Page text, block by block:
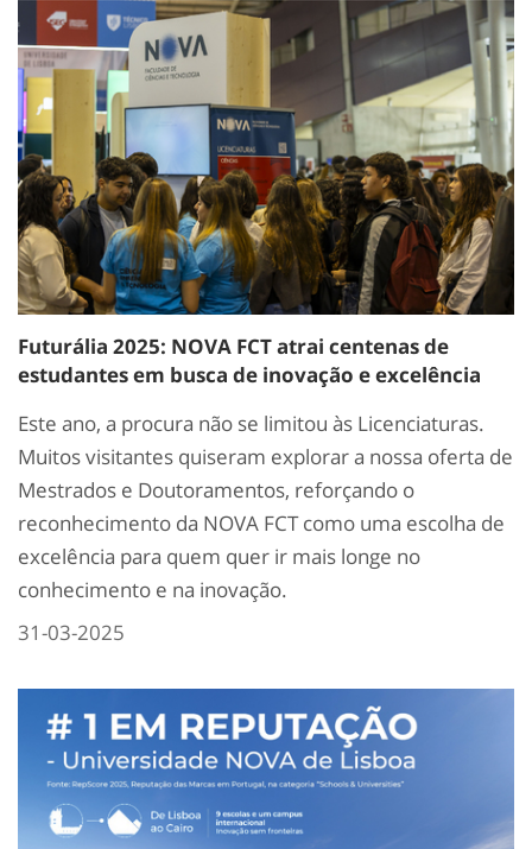
Futurália 2025: NOVA FCT atrai centenas de
estudantes em busca de inovação e excelência
Este ano, a procura não se limitou às Licenciaturas.
Muitos visitantes quiseram explorar a nossa oferta de
Mestrados e Doutoramentos, reforçando o
reconhecimento da NOVA FCT como uma escolha de
excelência para quem quer ir mais longe no
conhecimento e na inovação.
31-03-2025